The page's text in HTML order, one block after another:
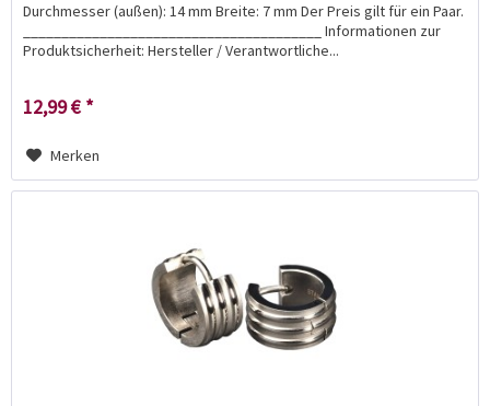
Durchmesser (außen): 14 mm Breite: 7 mm Der Preis gilt für ein Paar.
_______________________________________ Informationen zur
Produktsicherheit: Hersteller / Verantwortliche...
12,99 € *
Merken